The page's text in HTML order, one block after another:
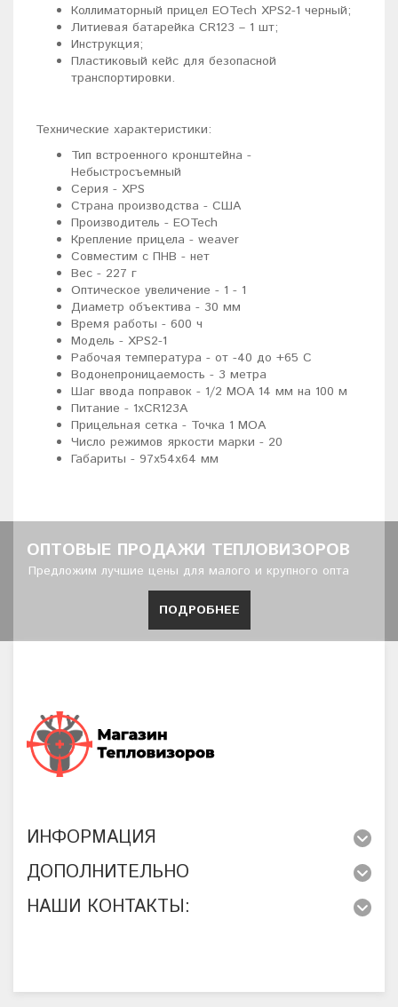
Коллиматорный прицел EOTech XPS2-1 черный;
Литиевая батарейка CR123 – 1 шт;
Инструкция;
Пластиковый кейс для безопасной
транспортировки.
Технические характеристики:
Тип встроенного кронштейна -
Небыстросъемный
Серия - XPS
Страна производства - США
Производитель - EOTech
Крепление прицела - weaver
Совместим с ПНВ - нет
Вес - 227 г
Оптическое увеличение - 1 - 1
Диаметр объектива - 30 мм
Время работы - 600 ч
Модель - XPS2-1
Рабочая температура - от -40 до +65 C
Водонепроницаемость - 3 метра
Шаг ввода поправок - 1/2 MOA 14 мм на 100 м
Питание - 1хCR123A
Прицельная сетка - Точка 1 MOA
Число режимов яркости марки - 20
Габариты - 97x54x64 мм
ОПТОВЫЕ ПРОДАЖИ ТЕПЛОВИЗОРОВ
Предложим лучшие цены для малого и крупного опта
ПОДРОБНЕЕ
ИНФОРМАЦИЯ
ДОПОЛНИТЕЛЬНО
НАШИ КОНТАКТЫ: